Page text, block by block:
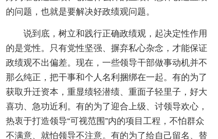
的问题，也就是要解决好政绩观问题。
说到底，树立和践行正确政绩观，起决定性作用
的是党性。只有党性坚强、摒弃私心杂念，才能保证
政绩观不出偏差。现在，一些领导干部做事动机并不
那么纯正，把干事和个人名利捆绑在一起。有的为了
获取升迁资本，重显绩轻潜绩、重面子轻里子，好大
喜功、急功近利。有的为了迎合上级、讨领导欢心，
热衷于打造领导“可视范围”内的项目工程，不怕群众
不满意、就怕领导不注意。有的为了给自己留名、替